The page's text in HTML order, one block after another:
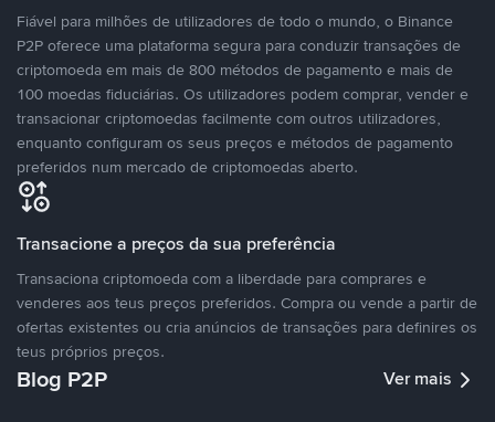
Fiável para milhões de utilizadores de todo o mundo, o Binance
P2P oferece uma plataforma segura para conduzir transações de
criptomoeda em mais de 800 métodos de pagamento e mais de
100 moedas fiduciárias. Os utilizadores podem comprar, vender e
transacionar criptomoedas facilmente com outros utilizadores,
enquanto configuram os seus preços e métodos de pagamento
preferidos num mercado de criptomoedas aberto.
Transacione a preços da sua preferência
Transaciona criptomoeda com a liberdade para comprares e
venderes aos teus preços preferidos. Compra ou vende a partir de
ofertas existentes ou cria anúncios de transações para definires os
teus próprios preços.
Blog P2P Ver mais